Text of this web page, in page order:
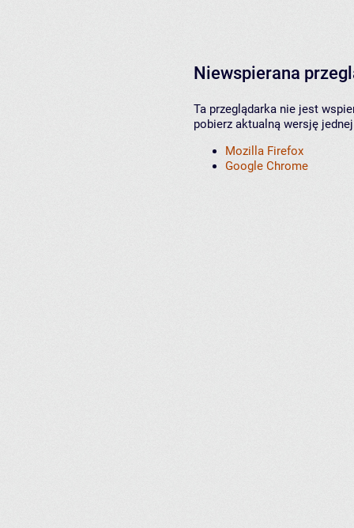
Niewspierana
Ta przeglądarka nie jest
pobierz aktualną wersję
Mozilla Firefox
Google Chrome